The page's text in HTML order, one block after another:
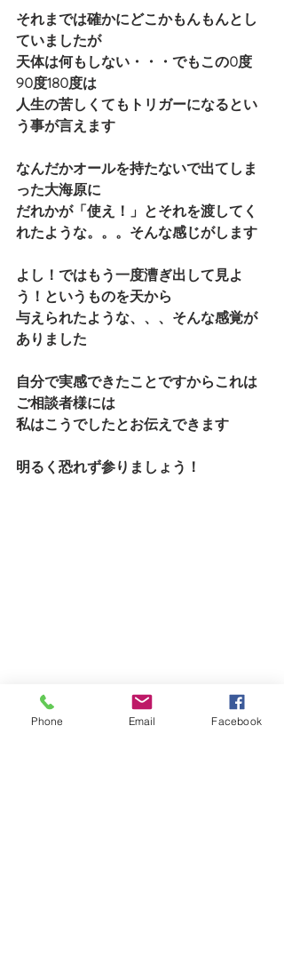
それまでは確かにどこかもんもんとし
ていましたが
天体は何もしない・・・でもこの0度
90度180度は
人生の苦しくてもトリガーになるとい
う事が言えます
なんだかオールを持たないで出てしま
った大海原に
だれかが「使え！」とそれを渡してく
れたような。。。そんな感じがします
よし！ではもう一度漕ぎ出して見よ
う！というものを天から
与えられたような、、、そんな感覚が
ありました
自分で実感できたことですからこれは
ご相談者様には
私はこうでしたとお伝えできます
明るく恐れず参りましょう！
なんて言いながらも課題は山積みの私
です。。。
Phone Email Facebook